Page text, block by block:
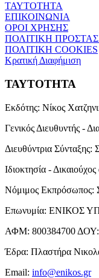
ΤΑΥΤΟΤΗΤΑ
ΕΠΙΚΟΙΝΩΝΙΑ
ΟΡΟΙ ΧΡΗΣΗΣ
ΠΟΛΙΤΙΚΗ
ΠΟΛΙΤΙΚΗ COOKIES
Κρατική Διαφήμιση
ΤΑΥΤΟΤΗΤΑ
Εκδότης: Νίκος
Γενικός Διευθυντής -
Διευθύντρια Σύνταξης:
Ιδιοκτησία -
Νόμιμος Εκπρόσωπος:
Επωνυμία: ΕΝΙΚΟΣ
ΑΦΜ: 800384700 ΔΟΥ:
Έδρα: Πλαστήρα
Email: info@enikos.gr